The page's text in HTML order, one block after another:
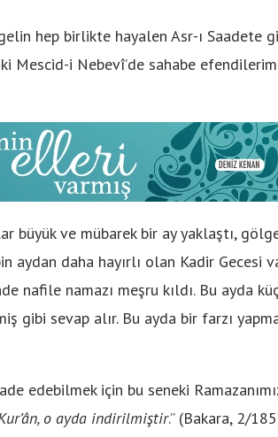
hep birlikte hayalen Asr-ı Saadete
Mescid-i Nebevî’de sahabe
büyük ve mübarek bir ay yaklaştı,
aydan daha hayırlı olan Kadir Gecesi
nafile namazı meşru kıldı. Bu ayda
gibi sevap alır. Bu ayda bir farzı
edebilmek için bu seneki
o ayda indirilmiştir.” (Bakara, 2/